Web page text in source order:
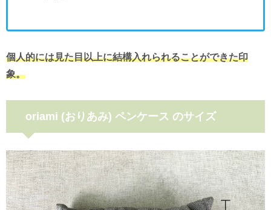
個人的には見た目以上に結構入れられることができた印
象。
oriami (おりあみ) ペンケース のサイズ